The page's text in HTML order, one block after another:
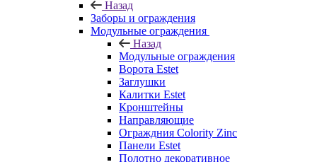
Назад
Заборы и ограждения
Модульные ограждения
Назад
Модульные ограждения
Ворота Estet
Заглушки
Калитки Estet
Кронштейны
Направляющие
Ограждния Colority Zinc
Панели Estet
Полотно декоративное